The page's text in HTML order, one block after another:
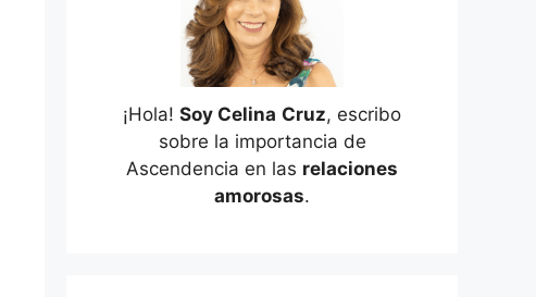
¡Hola! Soy Celina Cruz, escribo
sobre la importancia de
Ascendencia en las relaciones
amorosas.